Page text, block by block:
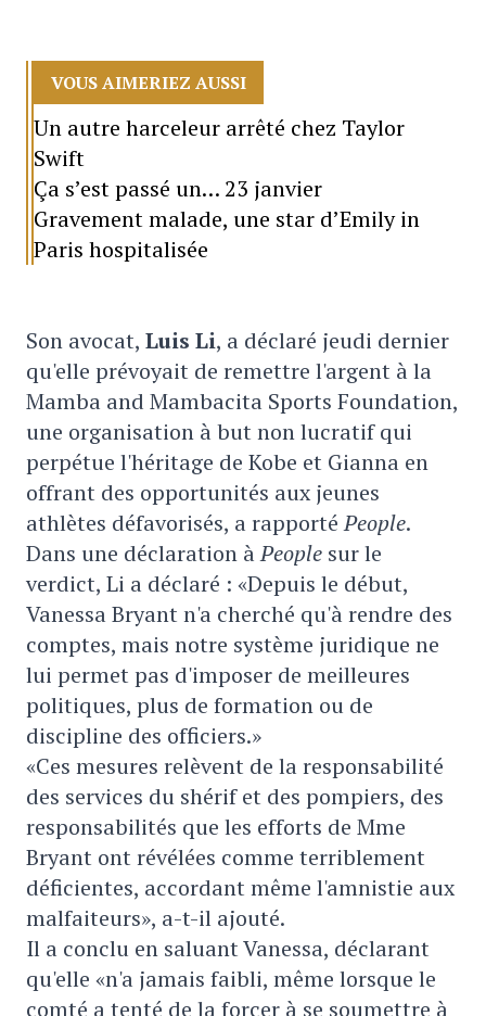
VOUS AIMERIEZ AUSSI
Un autre harceleur arrêté chez Taylor
Swift
Ça s’est passé un… 23 janvier
Gravement malade, une star d’Emily in
Paris hospitalisée
Son avocat, Luis Li, a déclaré jeudi dernier
qu'elle prévoyait de remettre l'argent à la
Mamba and Mambacita Sports Foundation,
une organisation à but non lucratif qui
perpétue l'héritage de Kobe et Gianna en
offrant des opportunités aux jeunes
athlètes défavorisés, a rapportéPeople.
Dans une déclaration àPeople sur le
verdict, Li a déclaré : «Depuis le début,
Vanessa Bryant n'a cherché qu'à rendre des
comptes, mais notre système juridique ne
lui permet pas d'imposer de meilleures
politiques, plus de formation ou de
discipline des officiers.»
«Ces mesures relèvent de la responsabilité
des services du shérif et des pompiers, des
responsabilités que les efforts de Mme
Bryant ont révélées comme terriblement
déficientes, accordant même l'amnistie aux
malfaiteurs», a-t-il ajouté.
Il a conclu en saluant Vanessa, déclarant
qu'elle «n'a jamais faibli, même lorsque le
comté a tenté de la forcer à se soumettre à